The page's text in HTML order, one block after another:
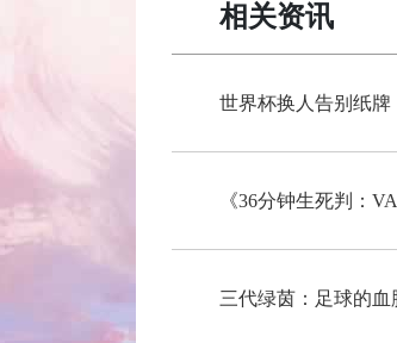
相关资讯
世界杯换人告别纸
《36分钟生死判：
三代绿茵：足球的血